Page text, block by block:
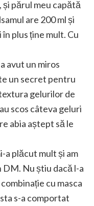
părul meu capătă
are 200 ml și
plus ține mult. Cu
a avut un miros
un secret pentru
gelurilor de
scos câteva geluri
abia aștept să le
a plăcut mult și am
DM. Nu știu dacă l-a
cu masca
s-a comportat